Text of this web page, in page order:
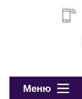
Меню